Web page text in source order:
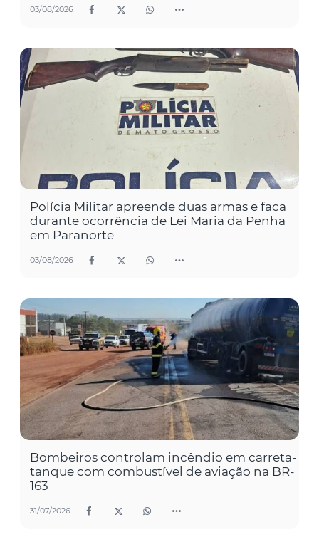
03/08/2026
Polícia Militar apreende duas armas e faca
durante ocorrência de Lei Maria da Penha
em Paranorte
03/08/2026
Bombeiros controlam incêndio em carreta-
tanque com combustível de aviação na BR-
163
31/07/2026